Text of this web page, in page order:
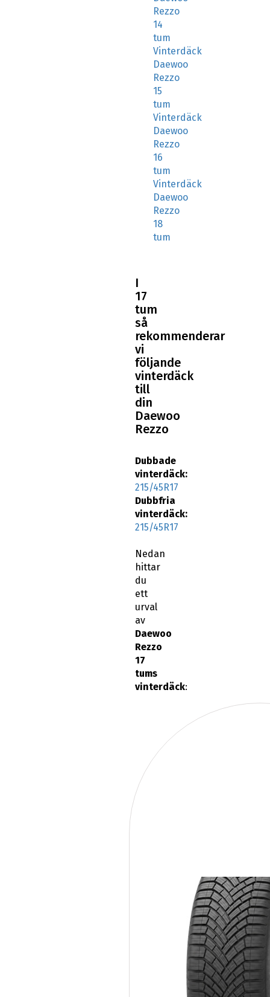
Rezzo
14
tum
Vinterdäck
Daewoo
Rezzo
15
tum
Vinterdäck
Daewoo
Rezzo
16
tum
Vinterdäck
Daewoo
Rezzo
18
tum
I
17
tum
så
rekommenderar
vi
följande
vinterdäck
till
din
Daewoo
Rezzo
Dubbade
vinterdäck:
215/45R17
Dubbfria
vinterdäck:
215/45R17
Nedan
hittar
du
ett
urval
av
Daewoo
Rezzo
17
tums
vinterdäck: